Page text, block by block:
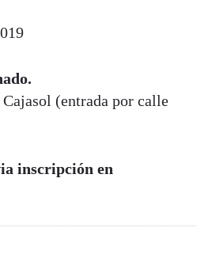
Cajasol (entrada por calle
inscripción en